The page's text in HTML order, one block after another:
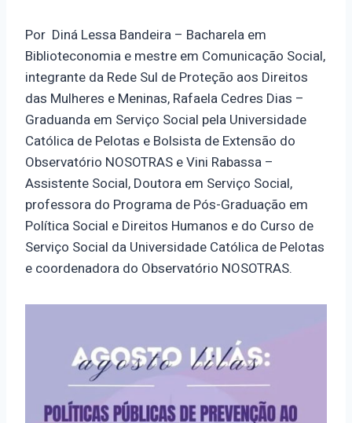
Por Diná Lessa Bandeira – Bacharela em
Biblioteconomia e mestre em Comunicação Social,
integrante da Rede Sul de Proteção aos Direitos
das Mulheres e Meninas, Rafaela Cedres Dias –
Graduanda em Serviço Social pela Universidade
Católica de Pelotas e Bolsista de Extensão do
Observatório NOSOTRAS e Vini Rabassa –
Assistente Social, Doutora em Serviço Social,
professora do Programa de Pós-Graduação em
Política Social e Direitos Humanos e do Curso de
Serviço Social da Universidade Católica de Pelotas
e coordenadora do Observatório NOSOTRAS.